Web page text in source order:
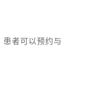
者可以预约与